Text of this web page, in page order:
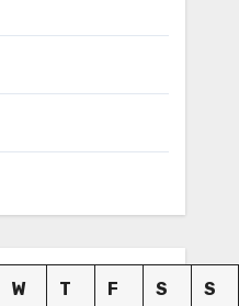
W T F S S